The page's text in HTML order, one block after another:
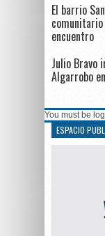
El barrio
encuentro
Julio Bravo
Algarrobo
You must be
ESPACIO